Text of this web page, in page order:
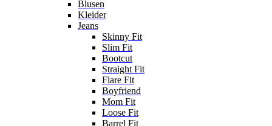
Blusen
Kleider
Jeans
Skinny Fit
Slim Fit
Bootcut
Straight Fit
Flare Fit
Boyfriend
Mom Fit
Loose Fit
Barrel Fit